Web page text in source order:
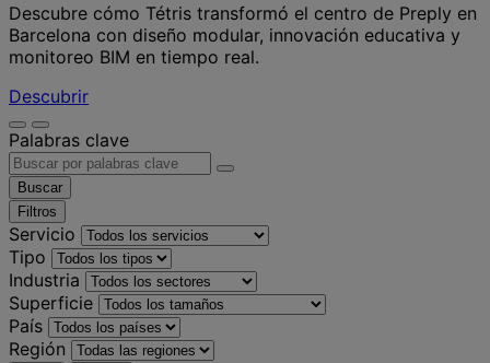
Descubre cómo Tétris transformó el centro de Preply en
Barcelona con diseño modular, innovación educativa y
monitoreo BIM en tiempo real.
Descubrir
Palabras clave
Buscar
Filtros
Servicio
Tipo
Industria
Superficie
País
Región